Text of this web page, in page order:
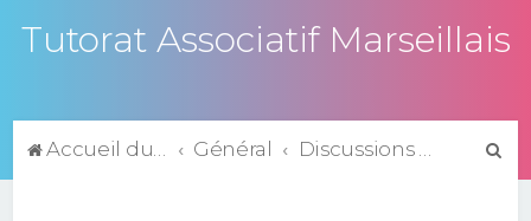
Tutorat Associatif Marseillais
Accueil du forum Général Discussions générales